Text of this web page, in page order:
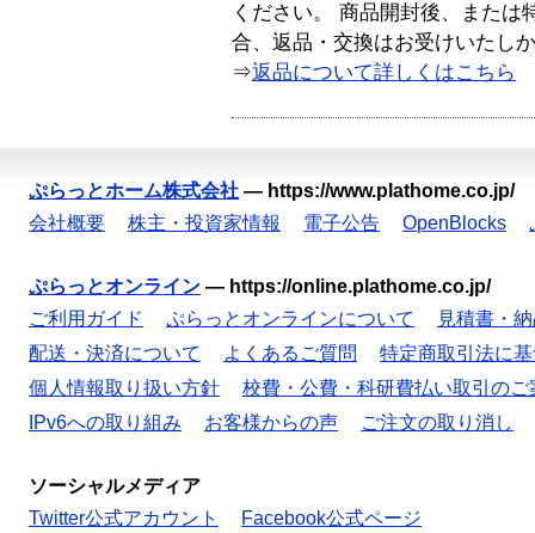
ください。 商品開封後、または
合、返品・交換はお受けいたし
⇒返品について詳しくはこちら
ぷらっとホーム株式会社 — https://www.plathome.co.jp/
会社概要
株主・投資家情報 電子公告 OpenBlocks
ぷらっとオンライン — https://online.plathome.co.jp/
ご利用ガイド
ぷらっとオンラインについて
見積書・
配送・決済について
よくあるご質問
特定商取引法に
個人情報取り扱い方針
校費・公費・科研費払い取引のご
IPv6への取り組み
お客様からの声 ご注文の取り消し
ソーシャルメディア
Twitter公式アカウント
Facebook公式ページ